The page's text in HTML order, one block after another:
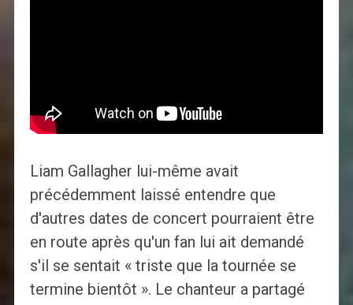
Liam Gallagher lui-même avait
précédemment laissé entendre que
d'autres dates de concert pourraient être
en route après qu'un fan lui ait demandé
s'il se sentait « triste que la tournée se
termine bientôt ». Le chanteur a partagé